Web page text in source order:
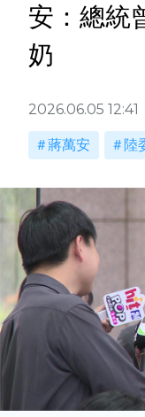
安：總統
奶
2026.06.05 12:41
蔣萬安 陸